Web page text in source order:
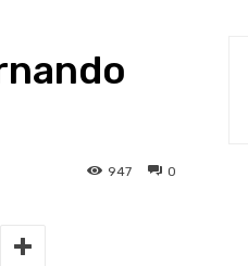
0
947